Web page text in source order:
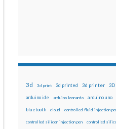
3d 3d print 3d printed 3d printer
arduino ide arduino leonardo arduino uno
bluetooth cloud controlled fluid injection
controlled silicon injection pen controlled